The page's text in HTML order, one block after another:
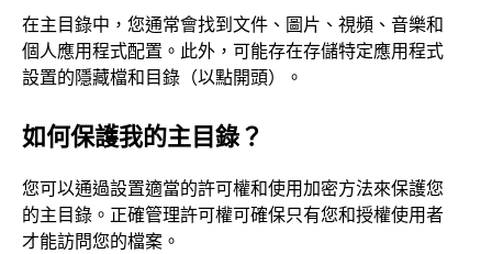
在主目錄中，您通常會找到文件、圖片、視頻、音樂和
個人應用程式配置。此外，可能存在存儲特定應用程式
設置的隱藏檔和目錄（以點開頭）。
如何保護我的主目錄？
您可以通過設置適當的許可權和使用加密方法來保護您
的主目錄。正確管理許可權可確保只有您和授權使用者
才能訪問您的檔案。